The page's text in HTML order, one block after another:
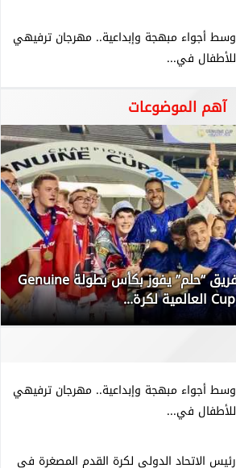
وسط أجواء مبهجة وإبداعية.. مهرجان ترفيهي
للأطفال في...
آهم الموضوعات
مصر تكتب التاريخ.. فريق “حلم” يفوز بكأس بطولة Genuine
Cup العالمية لكرة...
وسط أجواء مبهجة وإبداعية.. مهرجان ترفيهي
للأطفال في...
رئيس الاتحاد الدولي لكرة القدم المصغرة فى